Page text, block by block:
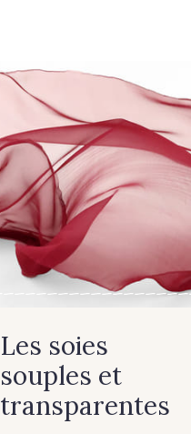
Les soies
souples et
transparentes